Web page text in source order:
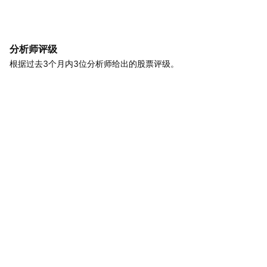
分析师评级
根据过去3个月内3位分析师给出的股票评级。